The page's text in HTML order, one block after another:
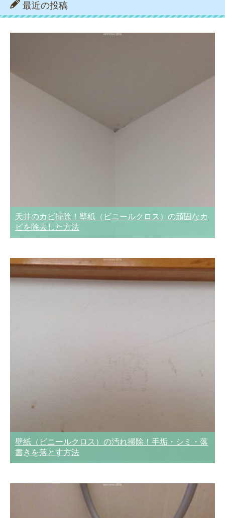
最近の投稿
天井のカビ掃除！壁紙（ビニールクロス）の頑固なカ
ビを除去した方法
壁紙（ビニールクロス）の汚れ掃除！手垢・シミ・落
書きを落とす方法